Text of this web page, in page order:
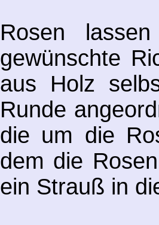
Rosen
gewünschte
aus Holz
Runde
die um die
dem die
ein Strauß in